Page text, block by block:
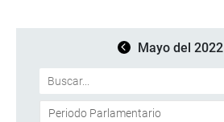
Mayo del 2022